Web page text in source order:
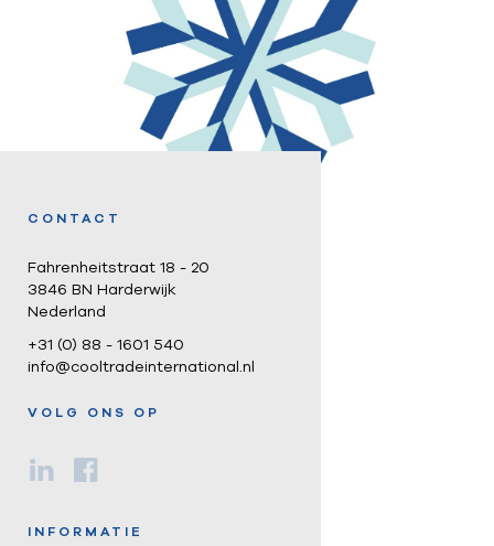
CONTACT
Fahrenheitstraat 18 - 20
3846 BN Harderwijk
Nederland
+31 (0) 88 - 1601 540
info@cooltradeinternational.nl
VOLG ONS OP
INFORMATIE